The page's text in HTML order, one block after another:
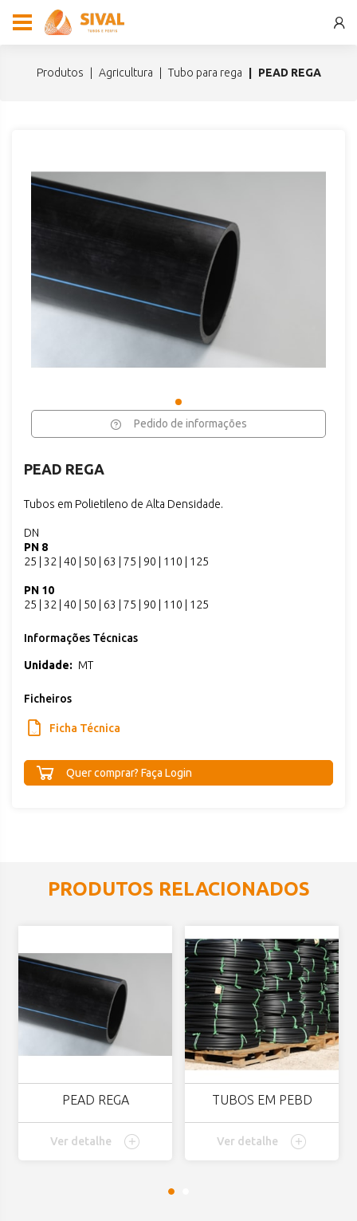
produtos agricultura tubo para rega PEAD REGA
Pedido de informações
PEAD REGA
Tubos em Polietileno de Alta Densidade.
DN
PN 8
25 | 32 | 40 | 50 | 63 | 75 | 90 | 110 | 125
PN 10
25 | 32 | 40 | 50 | 63 | 75 | 90 | 110 | 125
Informações Técnicas
Unidade: MT
Ficheiros
Ficha Técnica
Quer comprar? Faça Login
PRODUTOS RELACIONADOS
PEAD REGA
Ver detalhe
TUBOS EM PEBD
Ver detalhe